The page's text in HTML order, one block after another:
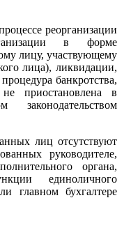
реорганизации
в форме
лицу, участвующему
лица), ликвидации,
банкротства,
не приостановлена в
законодательством
лиц отсутствуют
руководителе,
органа,
единоличного
главном бухгалтере